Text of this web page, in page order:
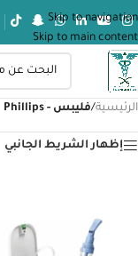
Skip to navigation
Skip to main content
الرئيسية/فليبس - Phillips
إظهار الشريط الجانبي